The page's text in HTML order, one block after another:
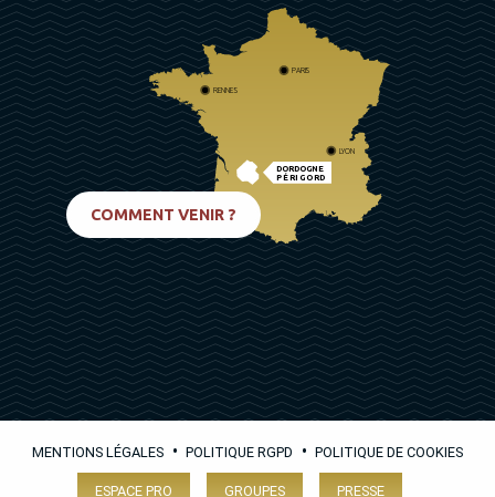
DORDOGNE
PÉRIGORD
PARIS
RENNES
LYON
COMMENT VENIR ?
MENTIONS LÉGALES • POLITIQUE RGPD • POLITIQUE DE COOKIES
ESPACE PRO GROUPES PRESSE